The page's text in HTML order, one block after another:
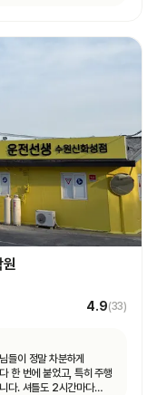
4.9(33)
들이 정말 차분하게
한 번에 붙었고, 특히 주행
다. 셔틀도 2시간마다